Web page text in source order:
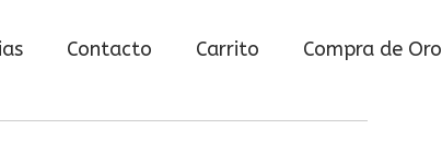
Contacto Carrito Compra de Oro